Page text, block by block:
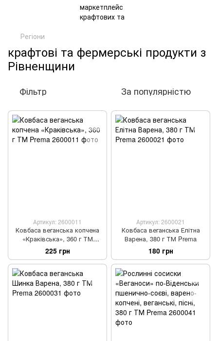
Регіони
крафтові та фермерські продукти з
Рівненщини
Фільтр За популярністю
Артикул: 2600011
Ковбаса веганська копчена
«Краківська», 360 г ТМ
Prema
225 грн
Артикул: 2600021
Ковбаса веганська Елітна
Варена, 380 г ТМ Prema
180 грн